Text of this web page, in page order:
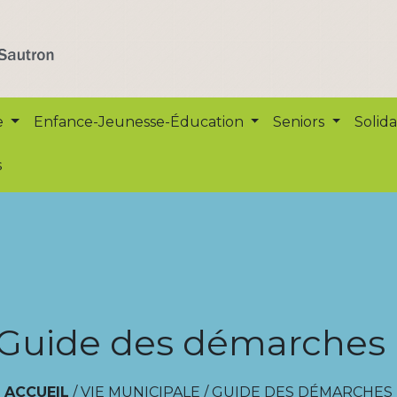
Enfance-Jeunesse-Éducation Seniors
des démarches
ACCUEIL /VIE MUNICIPALE / GUIDE DES DÉMARCHES